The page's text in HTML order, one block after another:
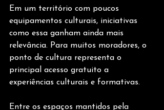
Em um território com poucos
equipamentos culturais, iniciativas
como essa ganham ainda mais
relevância. Para muitos moradores, o
ponto de cultura representa o
principal acesso gratuito a
experiências culturais e formativas.
Entre os espaços mantidos pela